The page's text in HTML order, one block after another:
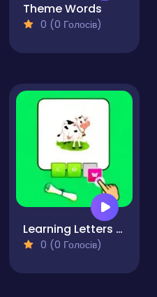
Theme Words
0 (0 Голосів)
Learning Letters and Words
0 (0 Голосів)